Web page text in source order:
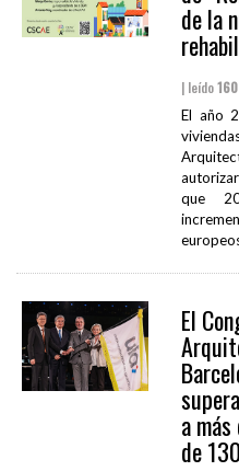
de la
| leído160
El año
que
El
a
de